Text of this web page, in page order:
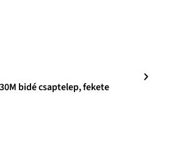
bidé csaptelep, fekete